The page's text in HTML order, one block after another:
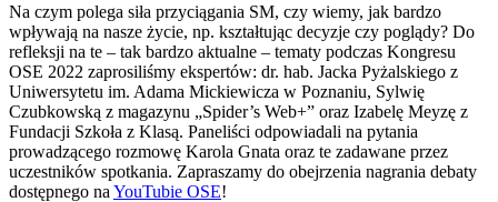
Na czym polega siła przyciągania SM, czy wiemy, jak bardzo
wpływają na nasze życie, np. kształtując decyzje czy poglądy? Do
refleksji na te – tak bardzo aktualne – tematy podczas Kongresu
OSE 2022 zaprosiliśmy ekspertów: dr. hab. Jacka Pyżalskiego z
Uniwersytetu im. Adama Mickiewicza w Poznaniu, Sylwię
Czubkowską z magazynu „Spider’s Web+” oraz Izabelę Meyzę z
Fundacji Szkoła z Klasą. Paneliści odpowiadali na pytania
prowadzącego rozmowę Karola Gnata oraz te zadawane przez
uczestników spotkania. Zapraszamy do obejrzenia nagrania debaty
dostępnego na YouTubie OSE!